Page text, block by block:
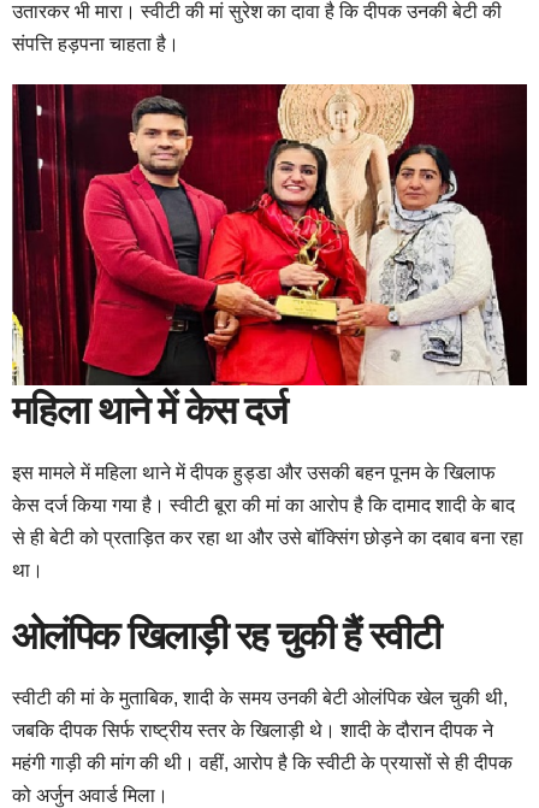
उतारकर भी मारा। स्वीटी की मां सुरेश का दावा है कि दीपक उनकी बेटी की
संपत्ति हड़पना चाहता है।
महिला थाने में केस दर्ज
इस मामले में महिला थाने में दीपक हुड्डा और उसकी बहन पूनम के खिलाफ
केस दर्ज किया गया है। स्वीटी बूरा की मां का आरोप है कि दामाद शादी के बाद
से ही बेटी को प्रताड़ित कर रहा था और उसे बॉक्सिंग छोड़ने का दबाव बना रहा
था।
ओलंपिक खिलाड़ी रह चुकी हैं स्वीटी
स्वीटी की मां के मुताबिक, शादी के समय उनकी बेटी ओलंपिक खेल चुकी थी,
जबकि दीपक सिर्फ राष्ट्रीय स्तर के खिलाड़ी थे। शादी के दौरान दीपक ने
महंगी गाड़ी की मांग की थी। वहीं, आरोप है कि स्वीटी के प्रयासों से ही दीपक
को अर्जुन अवार्ड मिला।